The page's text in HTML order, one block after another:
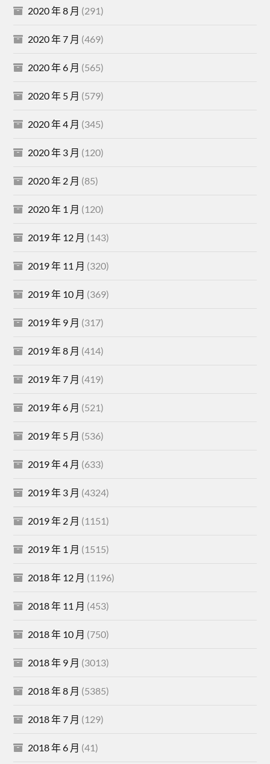
2020 年 8 月 (291)
2020 年 7 月 (469)
2020 年 6 月 (565)
2020 年 5 月 (579)
2020 年 4 月 (345)
2020 年 3 月 (120)
2020 年 2 月 (85)
2020 年 1 月 (120)
2019 年 12 月 (143)
2019 年 11 月 (320)
2019 年 10 月 (369)
2019 年 9 月 (317)
2019 年 8 月 (414)
2019 年 7 月 (419)
2019 年 6 月 (521)
2019 年 5 月 (536)
2019 年 4 月 (633)
2019 年 3 月 (4324)
2019 年 2 月 (1151)
2019 年 1 月 (1515)
2018 年 12 月 (1196)
2018 年 11 月 (453)
2018 年 10 月 (750)
2018 年 9 月 (3013)
2018 年 8 月 (5385)
2018 年 7 月 (129)
2018 年 6 月 (41)